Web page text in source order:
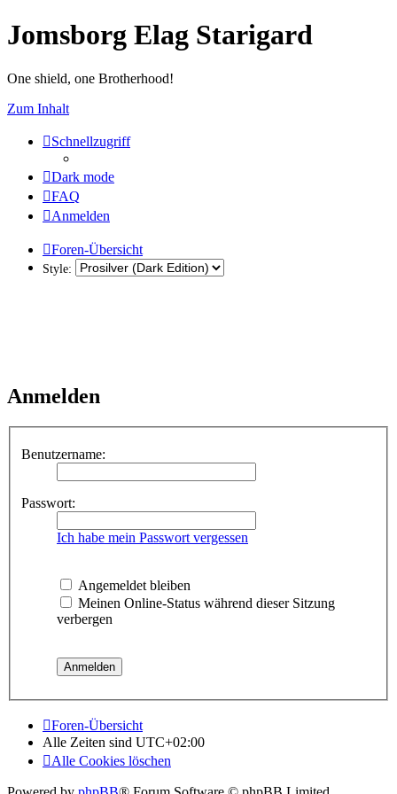
Jomsborg Elag Starigard
One shield, one Brotherhood!
Zum Inhalt
Schnellzugriff
Dark mode
FAQ
Anmelden
Foren-Übersicht
Style:
Anmelden
Benutzername:
Passwort:
Ich habe mein Passwort vergessen
Angemeldet bleiben
Meinen Online-Status während dieser Sitzung
verbergen
Foren-Übersicht
Alle Zeiten sind UTC+02:00
Alle Cookies löschen